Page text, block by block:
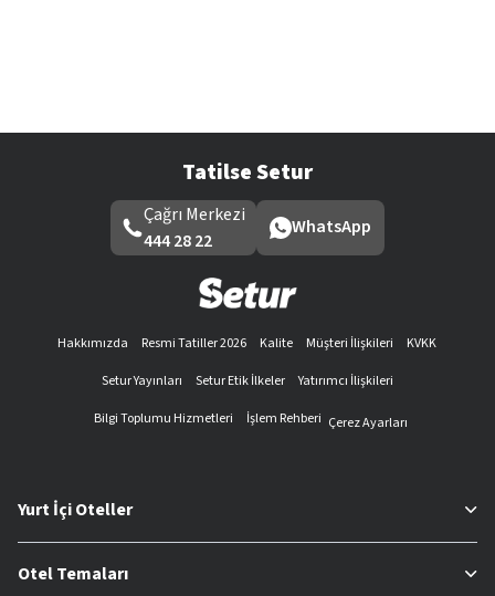
Tatilse Setur
Çağrı Merkezi
444 28 22
WhatsApp
Hakkımızda Resmi Tatiller 2026 Kalite Müşteri İlişkileri
KVKK
Setur Yayınları
Setur Etik İlkeler
Yatırımcı İlişkileri
Bilgi Toplumu Hizmetleri
İşlem Rehberi Çerez Ayarları
Yurt İçi Oteller
Otel Temaları